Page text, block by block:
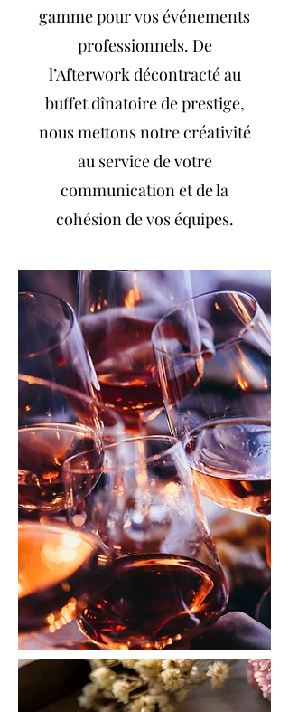
gamme pour vos événements
professionnels. De
l’Afterwork décontracté au
buffet dînatoire de prestige,
nous mettons notre créativité
au service de votre
communication et de la
cohésion de vos équipes.